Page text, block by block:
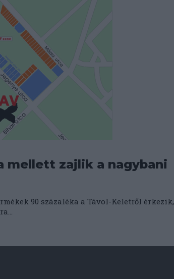
mellett zajlik a nagybani
90 százaléka a Távol-Keletről érkezik,